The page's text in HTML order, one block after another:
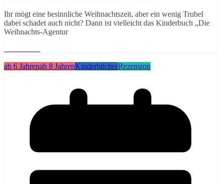
Ihr mögt eine besinnliche Weihnachtszeit, aber ein wenig Trubel
dabei schadet auch nicht? Dann ist vielleicht das Kinderbuch „Die
Weihnachts-Agentur
ab 6 Jahrenab 8 JahrenKinderbücherRezension